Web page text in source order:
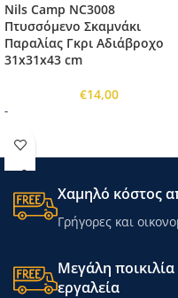
Nils Camp NC3008
Πτυσσόμενο Σκαμνάκι
Παραλίας Γκρι Αδιάβροχο
31x31x43 cm
€14,00
-
Χαμηλό κόστος
Γρήγορες και
Μεγάλη
εργαλεία